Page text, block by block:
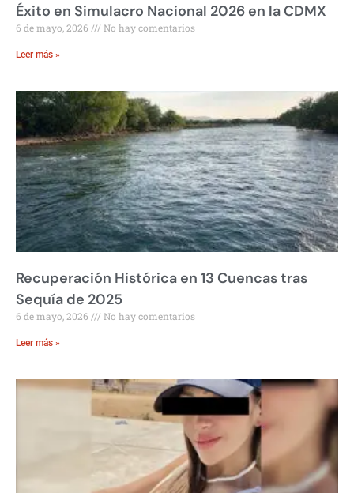
Éxito en Simulacro Nacional 2026 en la CDMX
6 de mayo, 2026 No hay comentarios
Leer más »
Recuperación Histórica en 13 Cuencas tras
Sequía de 2025
6 de mayo, 2026 No hay comentarios
Leer más »